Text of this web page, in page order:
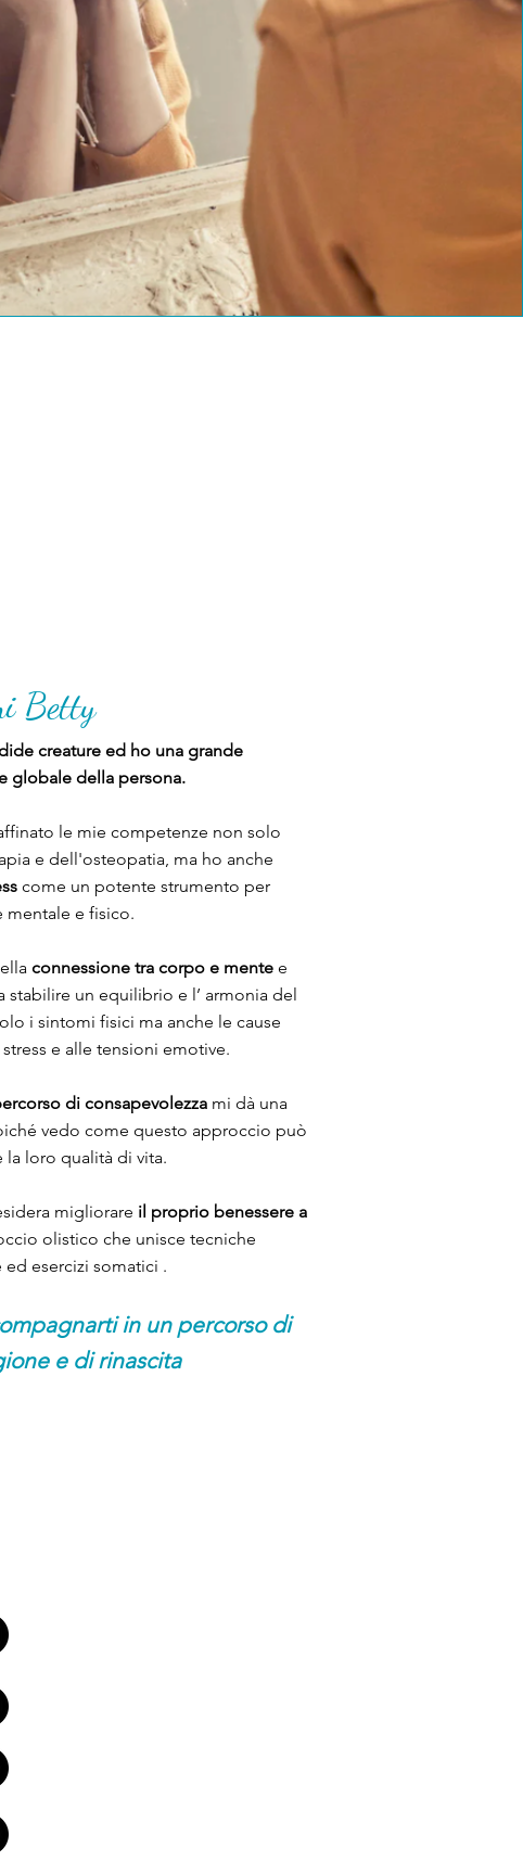
creature ed ho una grande
globale della persona.
le mie competenze non solo
e dell'osteopatia, ma ho anche
come un potente strumento per
mentale e fisico.
connessione tra corpo e mente e
un equilibrio e l’ armonia del
i sintomi fisici ma anche le cause
e alle tensioni emotive.
di consapevolezza mi dà una
vedo come questo approccio può
la loro qualità di vita.
migliorare il proprio benessere a
olistico che unisce tecniche
esercizi somatici .
in un percorso di
e di rinascita
Betty